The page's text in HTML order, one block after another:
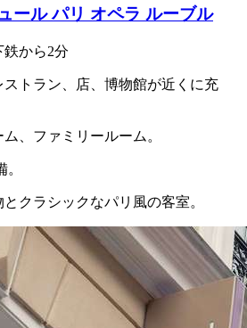
ール パリ オペラ ルーブル
から2分
ストラン、店、博物館が近くに充
、ファミリールーム。
クラシックなパリ風の客室。